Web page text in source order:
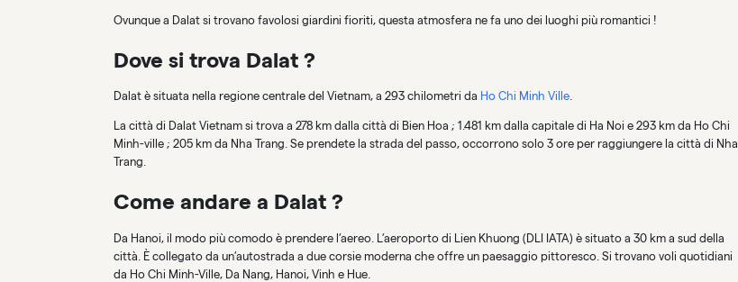
Ovunque a Dalat si trovano favolosi giardini fioriti, questa atmosfera ne fa uno dei luoghi più romantici !
Dove si trova Dalat ?
Dalat è situata nella regione centrale del Vietnam, a 293 chilometri da Ho Chi Minh Ville
La città di Dalat Vietnam si trova a 278 km dalla città di Bien Hoa ; 1.481 km dalla capitale di Ha Noi e 293 km da Ho Chi
Minh-ville ; 205 km da Nha Trang. Se prendete la strada del passo, occorrono solo 3 ore per raggiungere la città di Nha
Trang.
Come andare a Dalat ?
Da Hanoi, il modo più comodo è prendere l’aereo. L’aeroporto di Lien Khuong (DLI IATA) è situato a 30 km a sud della
città. È collegato da un’autostrada a due corsie moderna che offre un paesaggio pittoresco. Si trovano voli quotidiani
da Ho Chi Minh-Ville, Da Nang, Hanoi, Vinh e Hue.